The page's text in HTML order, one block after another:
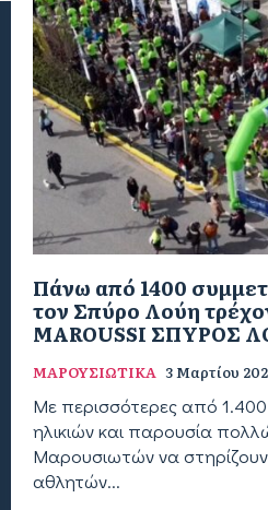
Πάνω από 1400
τον Σπύρο Λούη
MAROUSSI ΣΠΥΡΟΣ
ΜΑΡΟΥΣΙΩΤΙΚΑ 3 Μαρτίου
Με περισσότερες από
ηλικιών και παρουσία
Μαρουσιωτών να
αθλητών...